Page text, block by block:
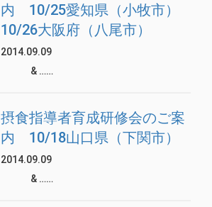
内 10/25愛知県（小牧市）
10/26大阪府（八尾市）
2014.09.09
& ……
摂食指導者育成研修会のご案
内 10/18山口県（下関市）
2014.09.09
& ……